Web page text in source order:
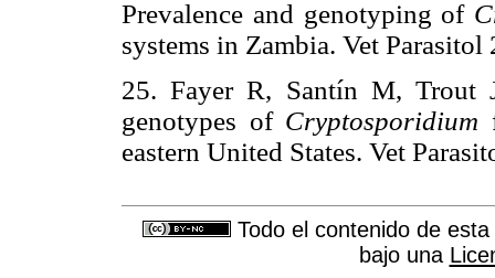
Prevalence and genotyping of
systems in Zambia. Vet
25. Fayer R, Santín M, Trout
genotypes of Cryptosporidium
eastern United States. Vet
Todo el contenido de
bajo una